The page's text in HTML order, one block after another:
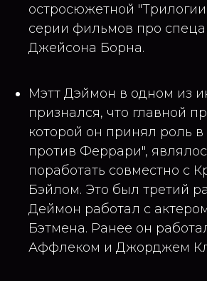
остросюжетной
серии фильмов про
Джейсона Борна.
Мэтт Дэймон в одном из
признался, что главной
которой он принял роль
против Феррари",
поработать совместно с
Бэйлом. Это был третий
Деймон работал с
Бэтмена. Ранее он
Аффлеком и Джорджем